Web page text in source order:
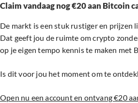
Claim vandaag nog €20 aan Bitcoin
De markt is een stuk rustiger en prijzen
Dat geeft jou de ruimte om crypto
op je eigen tempo kennis te maken met
Is dit voor jou het moment om te
Open nu een account en ontvang €20